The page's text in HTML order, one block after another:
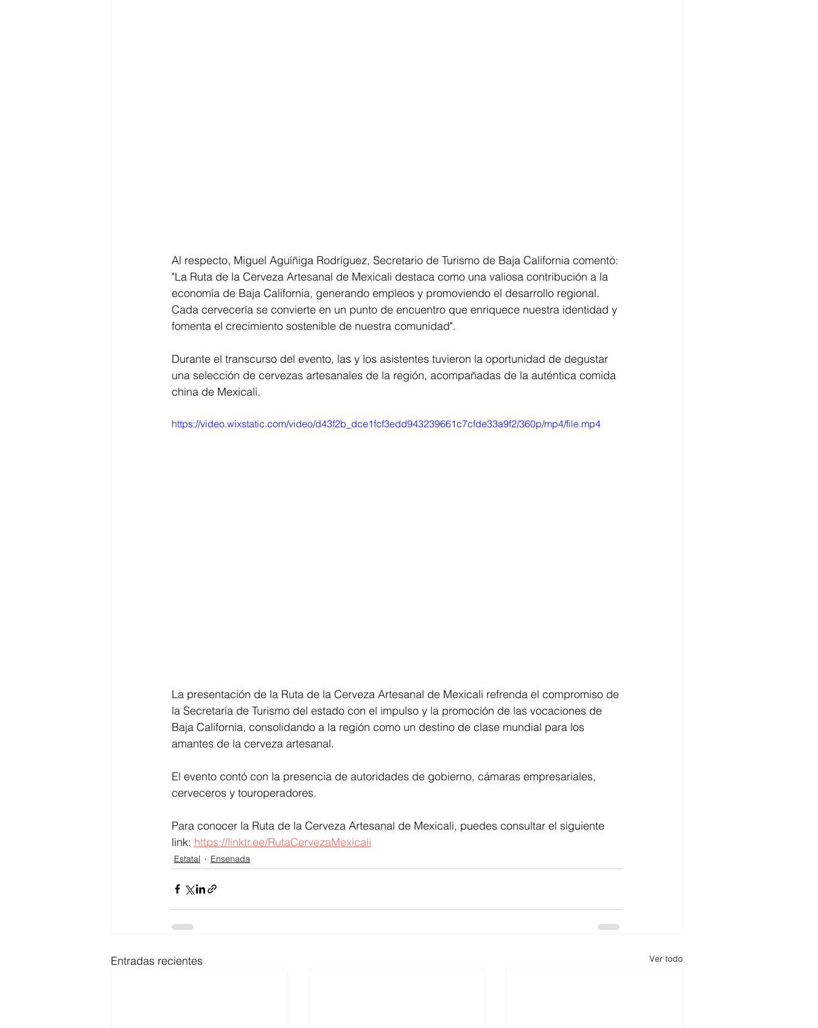
Al respecto, Miguel Aguíñiga Rodríguez, Secretario de Turismo de Baja California comentó:
"La Ruta de la Cerveza Artesanal de Mexicali destaca como una valiosa contribución a la
economía de Baja California, generando empleos y promoviendo el desarrollo regional.
Cada cervecería se convierte en un punto de encuentro que enriquece nuestra identidad y
fomenta el crecimiento sostenible de nuestra comunidad".
Durante el transcurso del evento, las y los asistentes tuvieron la oportunidad de degustar
una selección de cervezas artesanales de la región, acompañadas de la auténtica comida
china de Mexicali.
https://video.wixstatic.com/video/d43f2b_dce1fcf3edd943239661c7cfde33a9f2/360p/mp4/file.mp4
La presentación de la Ruta de la Cerveza Artesanal de Mexicali refrenda el compromiso de
la Secretaría de Turismo del estado con el impulso y la promoción de las vocaciones de
Baja California, consolidando a la región como un destino de clase mundial para los
amantes de la cerveza artesanal.
El evento contó con la presencia de autoridades de gobierno, cámaras empresariales,
cerveceros y touroperadores.
Para conocer la Ruta de la Cerveza Artesanal de Mexicali, puedes consultar el siguiente
link: https://linktr.ee/RutaCervezaMexicali
Estatal Ensenada
Entradas recientes Ver todo